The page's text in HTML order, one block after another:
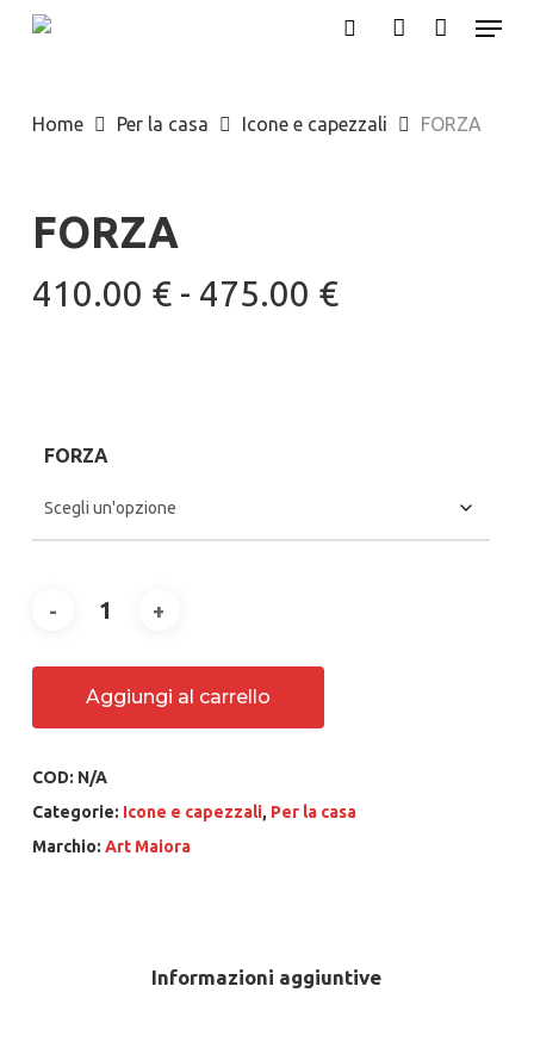
Skip
content
Menu
Home Per la casa Icone e capezzali FORZA
FORZA
410.00 € - 475.00 €Fascia
475.00 €
FORZA
Aggiungi al carrello
COD: N/A
Categorie: Icone e capezzali, Per la casa
Marchio: Art Maiora
Informazioni aggiuntive